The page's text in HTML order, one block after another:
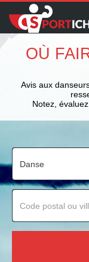
OÙ
Avis aux
Notez,